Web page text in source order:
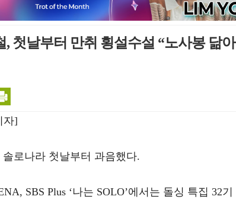
, 첫날부터 만취 횡설수설 “노사봉 닮
자]
로나라 첫날부터 과음했다.
SBS Plus ‘나는 SOLO’에서는 돌싱 특집 32